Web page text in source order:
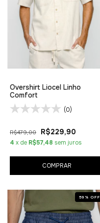
Overshirt Liocel Linho
Comfort
(0)
R$479,00 R$229,90
4 x de R$57,48 sem juros
COMPRAR
59 % OFF